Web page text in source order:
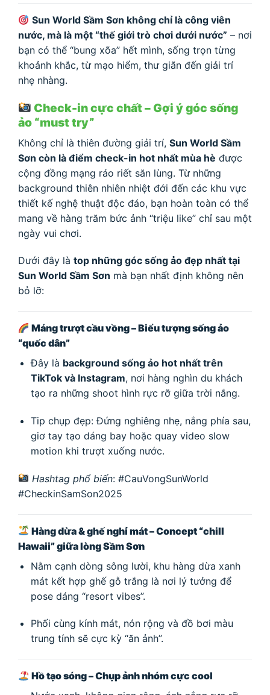
Sun World Sầm Sơn không chỉ là công viên
nước, mà là một “thế giới trò chơi dưới nước” – nơi
bạn có thể “bung xõa” hết mình, sống trọn từng
khoảnh khắc, từ mạo hiểm, thư giãn đến giải trí
nhẹ nhàng.
Check-in cực chất – Gợi ý góc sống
ảo “must try”
Không chỉ là thiên đường giải trí, Sun World Sầm
Sơn còn là điểm check-in hot nhất mùa hè được
cộng đồng mạng ráo riết săn lùng. Từ những
background thiên nhiên nhiệt đới đến các khu vực
thiết kế nghệ thuật độc đáo, bạn hoàn toàn có thể
mang về hàng trăm bức ảnh “triệu like” chỉ sau một
ngày vui chơi.
Dưới đây là top những góc sống ảo đẹp nhất tại
Sun World Sầm Sơn mà bạn nhất định không nên
bỏ lỡ:
Máng trượt cầu vồng – Biểu tượng sống ảo
“quốc dân”
Đây là background sống ảo hot nhất trên
TikTok và Instagram, nơi hàng nghìn du khách
tạo ra những shoot hình rực rỡ giữa trời nắng.
Tip chụp đẹp: Đứng nghiêng nhẹ, nắng phía sau,
giơ tay tạo dáng bay hoặc quay video slow
motion khi trượt xuống nước.
Hashtag phổ biến: #CauVongSunWorld
#CheckinSamSon2025
Hàng dừa & ghế nghỉ mát – Concept “chill
Hawaii” giữa lòng Sầm Sơn
Nằm cạnh dòng sông lười, khu hàng dừa xanh
mát kết hợp ghế gỗ trắng là nơi lý tưởng để
pose dáng “resort vibes”.
Phối cùng kính mát, nón rộng và đồ bơi màu
trung tính sẽ cực kỳ “ăn ảnh”.
Hồ tạo sóng – Chụp ảnh nhóm cực cool